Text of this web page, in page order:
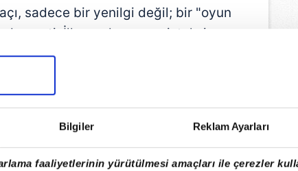
Bilgiler Reklam Ayarları
faaliyetlerinin yürütülmesi amaçları ile çerezler
sadece bir yenilgi değil; bir "oyun
geçti. İlk yarıda yavaş, isteksiz ve
sahada. İkinci yarıda ise bunun da
kopmuş bir takım izledik.